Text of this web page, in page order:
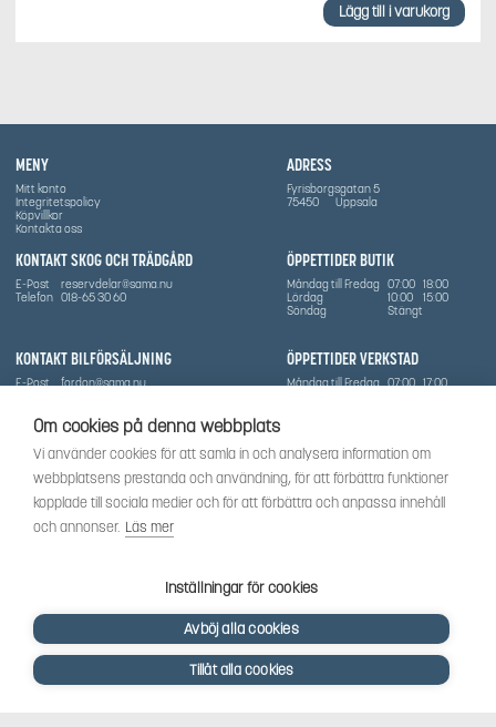
Om cookies på denna webbplats
Vi använder cookies för att samla in och analysera information om
webbplatsens prestanda och användning, för att förbättra funktioner
kopplade till sociala medier och för att förbättra och anpassa innehåll
och annonser. Läs mer
Inställningar för cookies
Avböj alla cookies
Tillåt alla cookies
Lägg till i varukorg
MENY
Mitt konto
Integritetspolicy
Köpvillkor
Kontakta oss
ÖPPETTIDER BUTIK
Måndag till Fredag 07:00 18:00
Lördag
10:00
15:00
Söndag
Stängt
ÖPPETTIDER VERKSTAD
Måndag till Fredag 07:00 17:00
ADRESS
Fyrisborgsgatan 5
75450
Uppsala
KONTAKT SKOG OCH TRÄDGÅRD
E-Post
reservdelar@sama.nu
Telefon 018-65 30 60
KONTAKT BILFÖRSÄLJNING
E-Post
fordon@sama.nu
Vi har sedan 1970-talet levererat skog-och trädgårdsprodukter till Uppsala med omnejd. Vi
har idag även ett brett utbud av dessa produkter samt BRP:s produktsortiment, gällande
Can-Am, Sea-Doo.
Vi är certifierad serviceverkstad.
SOCIALT